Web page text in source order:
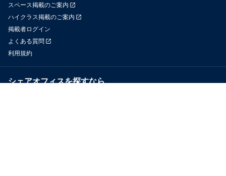
スペース掲載のご案内
ハイクラス掲載のご案内
掲載者ログイン
よくある質問
利用規約
シェアオフィスを探すなら